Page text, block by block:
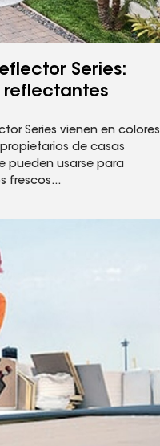
Series:
reflectantes
Series vienen en colores
de casas
pueden usarse para
frescos...